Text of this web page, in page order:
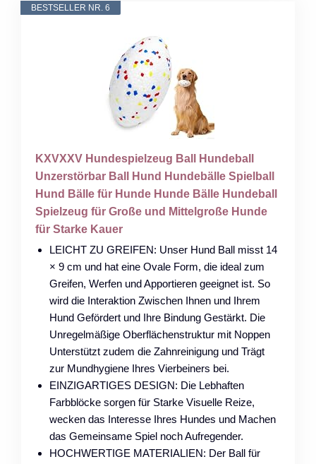
BESTSELLER NR. 6
KXVXXV Hundespielzeug Ball Hundeball
Unzerstörbar Ball Hund Hundebälle Spielball
Hund Bälle für Hunde Hunde Bälle Hundeball
Spielzeug für Große und Mittelgroße Hunde
für Starke Kauer
LEICHT ZU GREIFEN: Unser Hund Ball misst 14
× 9 cm und hat eine Ovale Form, die ideal zum
Greifen, Werfen und Apportieren geeignet ist. So
wird die Interaktion Zwischen Ihnen und Ihrem
Hund Gefördert und Ihre Bindung Gestärkt. Die
Unregelmäßige Oberflächenstruktur mit Noppen
Unterstützt zudem die Zahnreinigung und Trägt
zur Mundhygiene Ihres Vierbeiners bei.
EINZIGARTIGES DESIGN: Die Lebhaften
Farbblöcke sorgen für Starke Visuelle Reize,
wecken das Interesse Ihres Hundes und Machen
das Gemeinsame Spiel noch Aufregender.
HOCHWERTIGE MATERIALIEN: Der Ball für